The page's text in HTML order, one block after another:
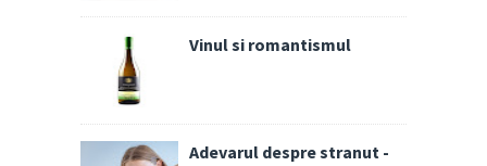
Vinul si romantismul
Adevarul despre stranut -